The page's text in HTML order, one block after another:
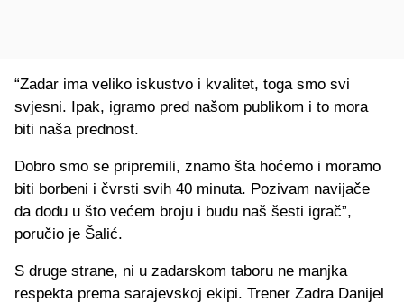
“Zadar ima veliko iskustvo i kvalitet, toga smo svi
svjesni. Ipak, igramo pred našom publikom i to mora
biti naša prednost.
Dobro smo se pripremili, znamo šta hoćemo i moramo
biti borbeni i čvrsti svih 40 minuta. Pozivam navijače
da dođu u što većem broju i budu naš šesti igrač”,
poručio je Šalić.
S druge strane, ni u zadarskom taboru ne manjka
respekta prema sarajevskoj ekipi. Trener Zadra Danijel